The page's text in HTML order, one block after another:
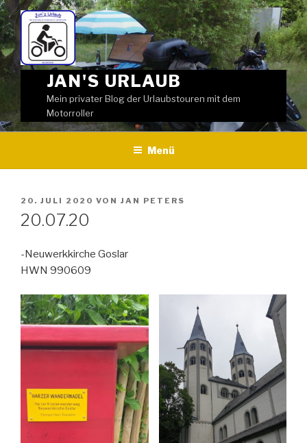
Weiter
zum
Inhalt
JAN'S URLAUB
Mein privater Blog der Urlaubstouren mit dem
Motorroller
Menü
VERÖFFENTLICHT
AM
20. JULI 2020 VON JAN PETERS
20.07.20
-Neuwerkkirche Goslar
HWN 990609